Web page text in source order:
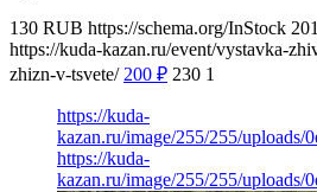
130 RUB https://schema.org/InStock
https://kuda-kazan.ru/event/vystavka-
zhizn-v-tsvete/ 200 ₽ 230 1
https://kuda-
kazan.ru/image/255/255/uploads/
https://kuda-
kazan.ru/image/255/255/uploads/